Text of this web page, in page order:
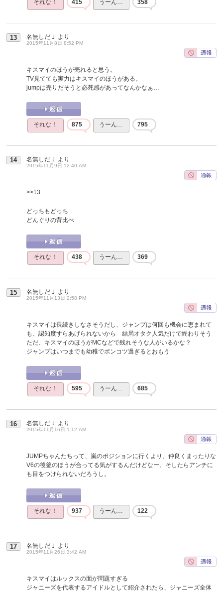
それな！ 415 うーん… 358
13 名無しだＪ より
2015年11月8日 8:52 PM
キスマイのほうが売れると思う。
TV見てても実力はキスマイのほうがある。
jumpは売りだそうと必死感があってなんかなぁ…
それな！ 875 うーん… 795
14 名無しだＪ より
2015年11月9日 12:40 AM
>>13
どっちもどっち
どんぐりの背比べ
それな！ 438 うーん… 369
15 名無しだＪ より
2015年11月13日 2:58 PM
キスマイは長続きしなさそうだし、ジャンプは何回も機会に恵まれて
も、認知度すらあげられないから 結局オタク人気だけで終わりそう
ただ、キスマイのほうがMCなどで残れそうな人がいるかな？
ジャンプはいつまでも幼稚でポンコツ過ぎるとおもう
それな！ 595 うーん… 685
16 名無しだＪ より
2015年11月16日 1:12 AM
JUMPちゃんたちって、嵐のポジションに行くより、仲良くまったりな
V6の後釜のほうが合ってる気がするんだけどなー。そしたらアンチに
も目をつけられないだろうし。
それな！ 937 うーん… 122
17 名無しだＪ より
2015年11月26日 3:42 AM
キスマイはルックスの面が問題すぎる
ジャニーズを代表するアイドルとして紹介されたら、ジャニーズ全体